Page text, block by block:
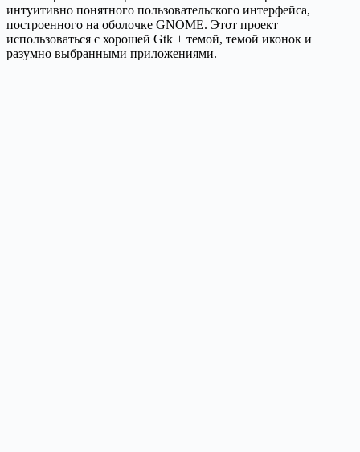
интуитивно понятного пользовательского интерфейса,
построенного на оболочке GNOME. Этот проект
использоваться с хорошей Gtk + темой, темой иконок и
разумно выбранными приложениями.